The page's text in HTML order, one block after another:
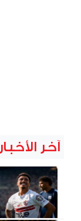
آخر الأخبار